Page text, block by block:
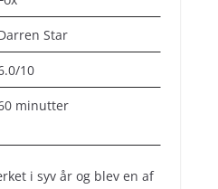
Star
10
minutter
i syv år og blev en af